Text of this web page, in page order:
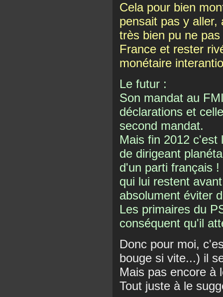
Cela pour bien
pensait pas y aller,
très bien pu ne
France et rester
monétaire
Le futur :
Son mandat au
déclarations et
second mandat.
Mais fin 2012 c'est
de dirigeant
d'un parti français
qui lui restent
absolument éviter
Les primaires du
conséquent qu'il
Donc pour moi,
bouge si vite...) il
Mais pas encore à
Tout juste à le